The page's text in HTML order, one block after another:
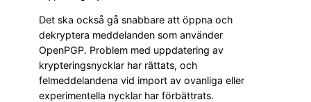
Det ska också gå snabbare att öppna och
dekryptera meddelanden som använder
OpenPGP. Problem med uppdatering av
krypteringsnycklar har rättats, och
felmeddelandena vid import av ovanliga eller
experimentella nycklar har förbättrats.